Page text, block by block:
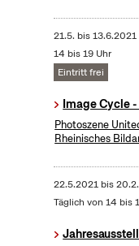
21.5. bis13.6.2021
14 bis 19 Uhr
Eintritt frei
Image Cycle
Photoszene
Rheinisches
22.5.2021bis
Täglich von 14 bis